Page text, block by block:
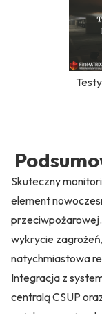
Skuteczny
element
wykrycie
natychmiastowa
Integracja z
centralą CSUP